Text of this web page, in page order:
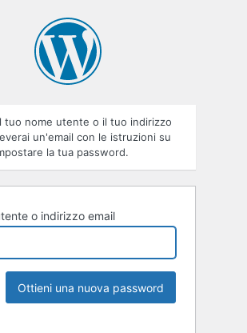
tuo nome utente o il tuo indirizzo
un'email con le istruzioni su
la tua password.
o indirizzo email